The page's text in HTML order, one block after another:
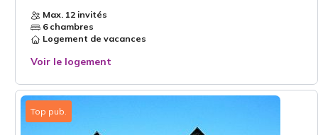
Max. 12 invités
6 chambres
Logement de vacances
Voir le logement
Top pub.